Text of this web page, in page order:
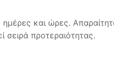
ημέρες και ώρες.
προτεραιότητας.